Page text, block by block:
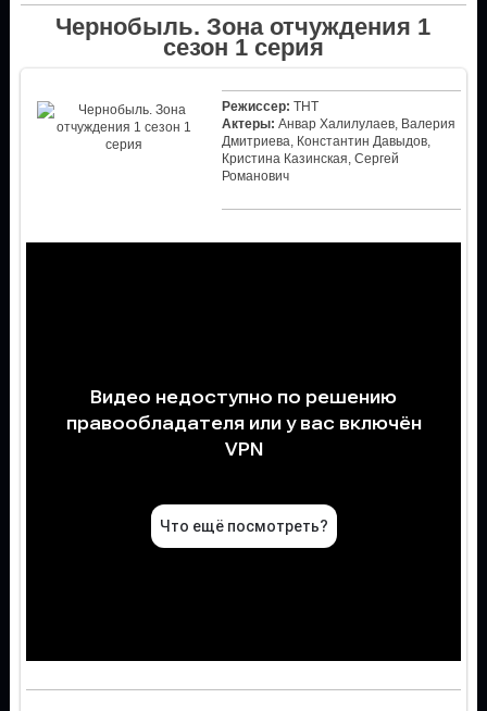
Чернобыль. Зона отчуждения 1
сезон 1 серия
Режиссер: ТНТ
Актеры: Анвар Халилулаев, Валерия
Дмитриева, Константин Давыдов,
Кристина Казинская, Сергей
Романович